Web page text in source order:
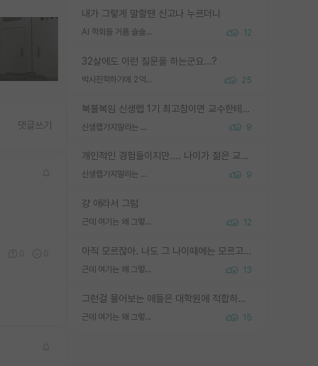
내가 그렇게 말할땐 신고나 누르더니
AI 학회들 거품 슬슬 지적이 나오네요 12
32살에도 이런 질문을 하는군요...?
박사진학하기에 2억은 괜찮은 (?) 정도의 경제력인가요 25
복불복임 신생랩 1기 최고참이면 교수한테 직접 지도받는 시간이 매우 많음 제대로 된 교수라면 말이지 그게 아니라면 그냥 넌 해방 불가능한 노예 1호에 감점쓰레기통이 되는거고
신생랩가지말라는 이유가 있었구나 9
개인적인 경험들이지만.... 나이가 젊은 교수일수록 꼰대라는 가면을 쓴 채로 무례함을 행동하는 경우가 거의 90% 정도였음. 나이가 어린데 다른 또래들과 달리 명예, 권력, 재력까지 얻었으니 세상 다 가진 기분이겠지. 오히러 나이 든 교수들이 행동과 말을 더 조심하시더라.
신생랩가지말라는 이유가 있었구나 9
걍 애라서 그럼
근데 여기는 왜 그렇게 SPK를 물어보는거임? 12
아직 모르잖아. 나도 그 나이때에는 모르고 평가 받고 안심하고 싶었어.
근데 여기는 왜 그렇게 SPK를 물어보는거임? 13
그런걸 물어보는 애들은 대학원에 적합하지 않다
근데 여기는 왜 그렇게 SPK를 물어보는거임? 15
댓글쓰기